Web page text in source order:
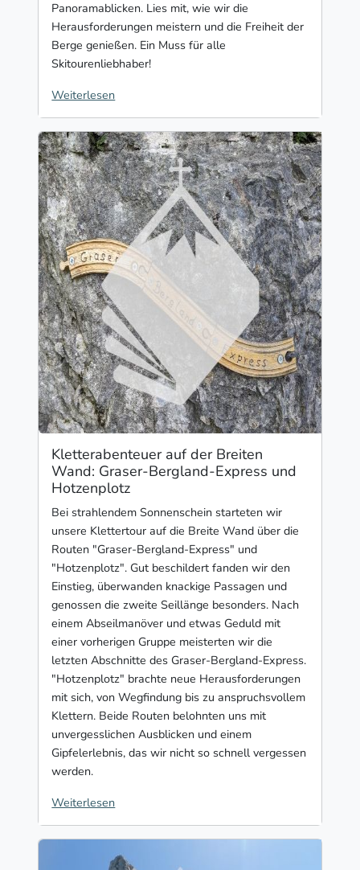
Panoramablicken. Lies mit, wie wir die
Herausforderungen meistern und die Freiheit der
Berge genießen. Ein Muss für alle
Skitourenliebhaber!
Weiterlesen
Kletterabenteuer auf der Breiten
Wand: Graser-Bergland-Express und
Hotzenplotz
Bei strahlendem Sonnenschein starteten wir
unsere Klettertour auf die Breite Wand über die
Routen "Graser-Bergland-Express" und
"Hotzenplotz". Gut beschildert fanden wir den
Einstieg, überwanden knackige Passagen und
genossen die zweite Seillänge besonders. Nach
einem Abseilmanöver und etwas Geduld mit
einer vorherigen Gruppe meisterten wir die
letzten Abschnitte des Graser-Bergland-Express.
"Hotzenplotz" brachte neue Herausforderungen
mit sich, von Wegfindung bis zu anspruchsvollem
Klettern. Beide Routen belohnten uns mit
unvergesslichen Ausblicken und einem
Gipfelerlebnis, das wir nicht so schnell vergessen
werden.
Weiterlesen